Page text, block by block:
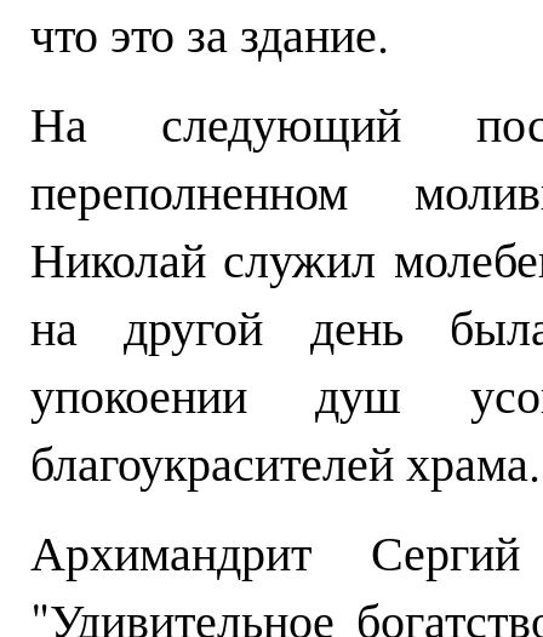
что это за здание.
На следующий
переполненном
Николай служил
на другой день
упокоении душ
благоукрасителей храма.
Архимандрит
"Удивительное